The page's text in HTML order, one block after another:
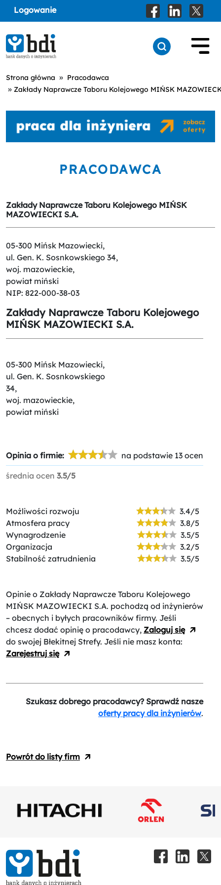
Logowanie
Strona główna » Pracodawca
» Zakłady Naprawcze Taboru Kolejowego MIŃSK
PRACODAWCA
Zakłady Naprawcze Taboru Kolejowego MIŃSK
MAZOWIECKI S.A.
05-300 Mińsk Mazowiecki,
ul. Gen. K. Sosnkowskiego 34,
woj. mazowieckie,
powiat miński
NIP: 822-000-38-03
Zakłady Naprawcze Taboru Kolejowego
MIŃSK MAZOWIECKI S.A.
05-300 Mińsk Mazowiecki,
ul. Gen. K. Sosnkowskiego
34,
woj. mazowieckie,
powiat miński
Opinia o firmie: na podstawie 13 ocen
średnia ocen 3.5/5
Możliwości rozwoju
3.4/5
Atmosfera pracy
3.8/5
Wynagrodzenie
3.5/5
Organizacja
3.2/5
Stabilność zatrudnienia
3.5/5
Opinie o Zakłady Naprawcze Taboru Kolejowego
MIŃSK MAZOWIECKI S.A. pochodzą od inżynierów
– obecnych i byłych pracowników firmy. Jeśli
chcesz dodać opinię o pracodawcy, Zaloguj się
do swojej Błekitnej Strefy. Jeśli nie masz konta:
Zarejestruj się
Szukasz dobrego pracodawcy? Sprawdź nasze
oferty pracy dla inżynierów.
Powrót do listy firm